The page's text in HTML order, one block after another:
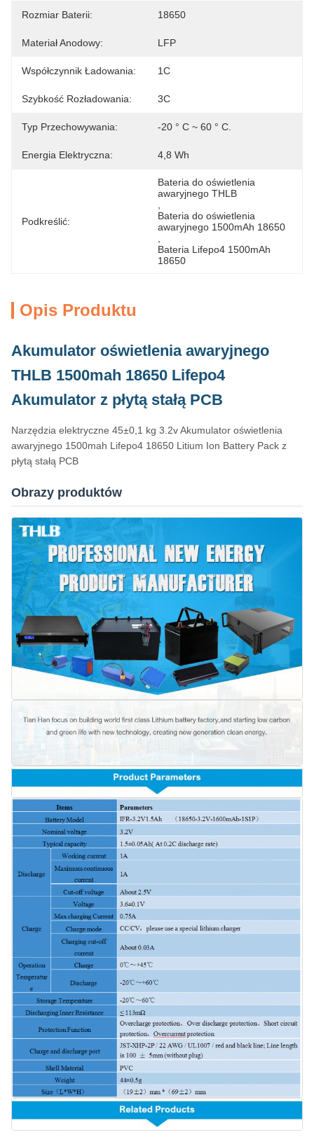
Rozmiar Baterii: 18650
Materiał Anodowy: LFP
Współczynnik Ładowania: 1C
Szybkość Rozładowania: 3C
Typ Przechowywania: -20 ° C ~ 60 ° C.
Energia Elektryczna: 4,8 Wh
Podkreślić:
Bateria do oświetlenia
awaryjnego THLB
Bateria do oświetlenia
awaryjnego 1500mAh 18650
Bateria Lifepo4 1500mAh
18650
Opis Produktu
Akumulator oświetlenia awaryjnego
THLB 1500mah 18650 Lifepo4
Akumulator z płytą stałą PCB
Narzędzia elektryczne 45±0,1 kg 3.2v Akumulator oświetlenia
awaryjnego 1500mah Lifepo4 18650 Litium Ion Battery Pack z
płytą stałą PCB
Obrazy produktów